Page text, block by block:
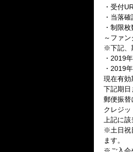
・受付
・当落
・制限
～ファ
※下記、
・2019
・2019
現在有効
下記期日
郵便振替
クレジ
上記に
※土日祝
ます。